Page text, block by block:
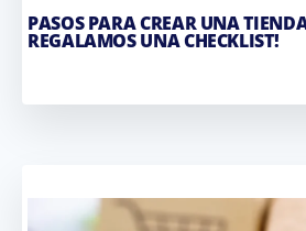
PASOS PARA CREAR UNA
REGALAMOS UNA CHECKLIST!